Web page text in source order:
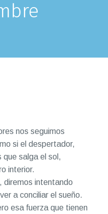
nos seguimos
si el despertador,
que salga el sol,
interior.
diremos intentando
a conciliar el sueño.
esa fuerza que tienen